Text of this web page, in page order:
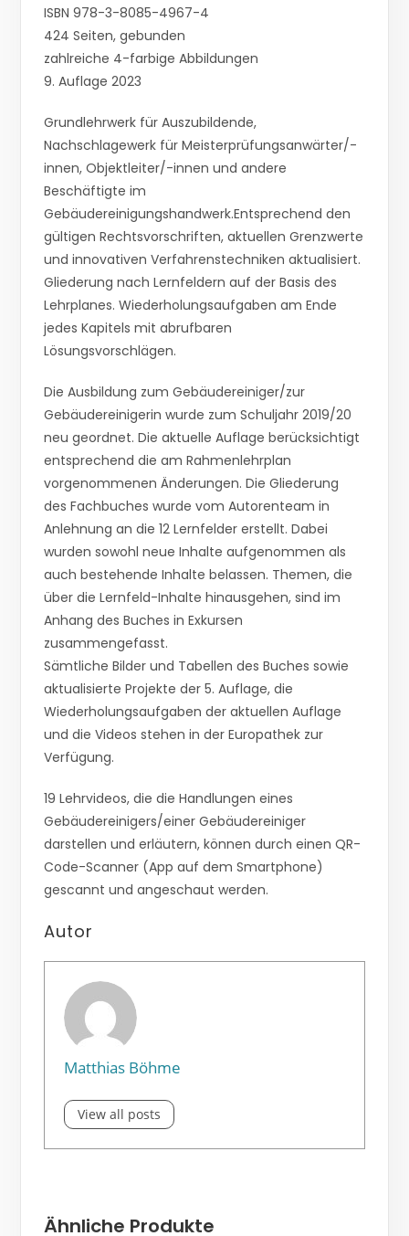
ISBN 978-3-8085-4967-4
424 Seiten, gebunden
zahlreiche 4-farbige Abbildungen
9. Auflage 2023
Grundlehrwerk für Auszubildende,
Nachschlagewerk für Meisterprüfungsanwärter/-
innen, Objektleiter/-innen und andere
Beschäftigte im
Gebäudereinigungshandwerk.Entsprechend den
gültigen Rechtsvorschriften, aktuellen Grenzwerte
und innovativen Verfahrenstechniken aktualisiert.
Gliederung nach Lernfeldern auf der Basis des
Lehrplanes. Wiederholungsaufgaben am Ende
jedes Kapitels mit abrufbaren
Lösungsvorschlägen.
Die Ausbildung zum Gebäudereiniger/zur
Gebäudereinigerin wurde zum Schuljahr 2019/20
neu geordnet. Die aktuelle Auflage berücksichtigt
entsprechend die am Rahmenlehrplan
vorgenommenen Änderungen. Die Gliederung
des Fachbuches wurde vom Autorenteam in
Anlehnung an die 12 Lernfelder erstellt. Dabei
wurden sowohl neue Inhalte aufgenommen als
auch bestehende Inhalte belassen. Themen, die
über die Lernfeld-Inhalte hinausgehen, sind im
Anhang des Buches in Exkursen
zusammengefasst.
Sämtliche Bilder und Tabellen des Buches sowie
aktualisierte Projekte der 5. Auflage, die
Wiederholungsaufgaben der aktuellen Auflage
und die Videos stehen in der Europathek zur
Verfügung.
19 Lehrvideos, die die Handlungen eines
Gebäudereinigers/einer Gebäudereiniger
darstellen und erläutern, können durch einen QR-
Code-Scanner (App auf dem Smartphone)
gescannt und angeschaut werden.
Autor
Matthias Böhme
View all posts
Ähnliche Produkte